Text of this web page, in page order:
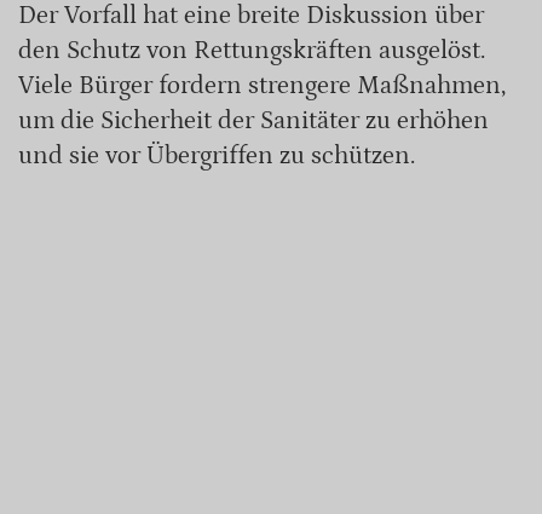
Der Vorfall hat eine breite Diskussion über
den Schutz von Rettungskräften ausgelöst.
Viele Bürger fordern strengere Maßnahmen,
um die Sicherheit der Sanitäter zu erhöhen
und sie vor Übergriffen zu schützen.